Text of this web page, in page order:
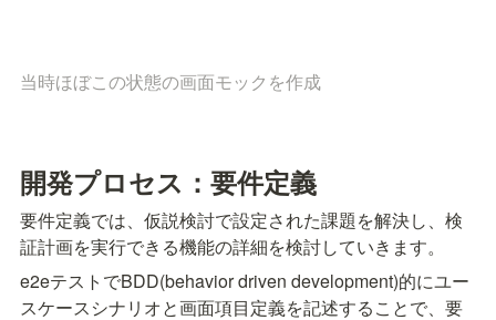
当時ほぼこの状態の画面モックを作成
開発プロセス：要件定義
要件定義では、仮説検討で設定された課題を解決し、検
証計画を実行できる機能の詳細を検討していきます。
e2eテストでBDD(behavior driven development)的にユー
スケースシナリオと画面項目定義を記述することで、要